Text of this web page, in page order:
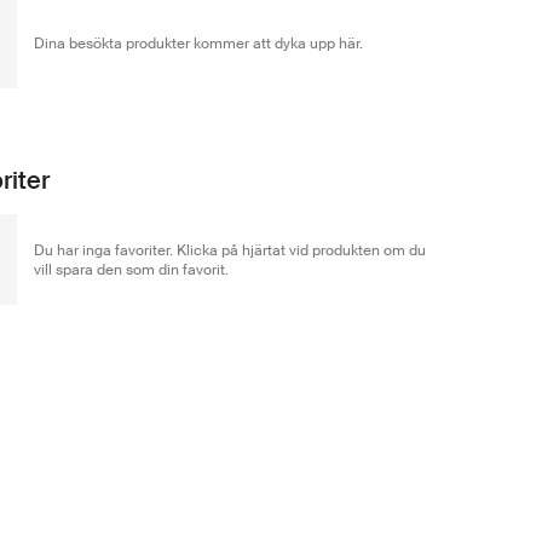
Dina besökta produkter kommer att dyka upp här.
Du har inga favoriter. Klicka på hjärtat vid produkten om du
vill spara den som din favorit.